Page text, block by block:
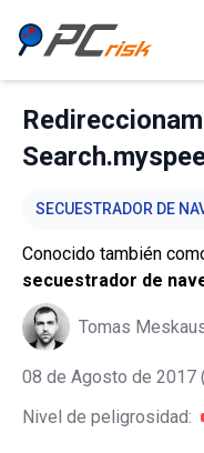
SECUESTRADOR DE
Conocido también
secuestrador de
Tomas
08 de Agosto de 2017
Nivel de peligrosidad: